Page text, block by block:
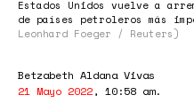
6058f043-
89e6-
4168-
ab33-
Estados Unidos vuelve a
de países petroleros más
Leonhard Foeger / Reuters)
Betzabeth Aldana Vivas
21 Mayo 2022, 10:58 am.